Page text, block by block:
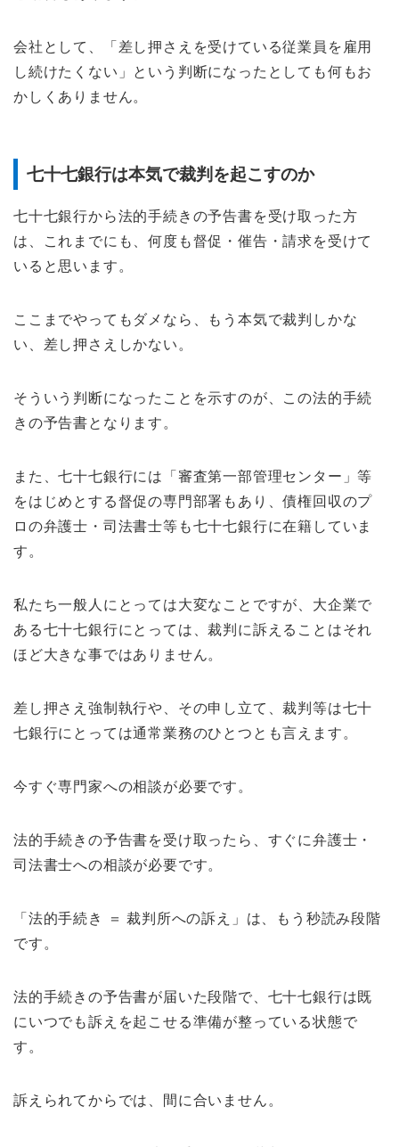
会社として、「差し押さえを受けている従業員を雇用
し続けたくない」という判断になったとしても何もお
かしくありません。
七十七銀行は本気で裁判を起こすのか
七十七銀行から法的手続きの予告書を受け取った方
は、これまでにも、何度も督促・催告・請求を受けて
いると思います。
ここまでやってもダメなら、もう本気で裁判しかな
い、差し押さえしかない。
そういう判断になったことを示すのが、この法的手続
きの予告書となります。
また、七十七銀行には「審査第一部管理センター」等
をはじめとする督促の専門部署もあり、債権回収のプ
ロの弁護士・司法書士等も七十七銀行に在籍していま
す。
私たち一般人にとっては大変なことですが、大企業で
ある七十七銀行にとっては、裁判に訴えることはそれ
ほど大きな事ではありません。
差し押さえ強制執行や、その申し立て、裁判等は七十
七銀行にとっては通常業務のひとつとも言えます。
今すぐ専門家への相談が必要です。
法的手続きの予告書を受け取ったら、すぐに弁護士・
司法書士への相談が必要です。
「法的手続き ＝ 裁判所への訴え」は、もう秒読み段階
です。
法的手続きの予告書が届いた段階で、七十七銀行は既
にいつでも訴えを起こせる準備が整っている状態で
す。
訴えられてからでは、間に合いません。